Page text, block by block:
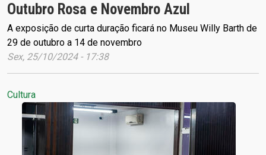
Outubro Rosa e Novembro Azul
A exposição de curta duração ficará no Museu Willy Barth de
29 de outubro a 14 de novembro
Sex, 25/10/2024 - 17:38
Cultura